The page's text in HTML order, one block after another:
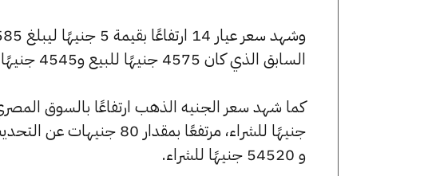
السابق الذي كان 4575 جنيهًا للبيع و4545 جنيهًا للشراء.
و 54520 جنيهًا للشراء.